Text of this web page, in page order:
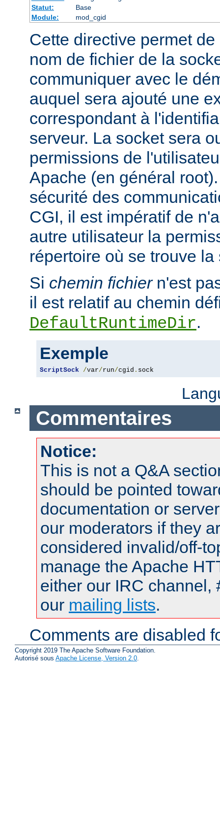
Statut:
Base
Module:
mod_cgid
Cette directive permet
nom de fichier de la
communiquer avec le
auquel sera ajouté une
correspondant à
serveur. La socket sera
permissions de
Apache (en général
sécurité des
CGI, il est impératif de
autre utilisateur la
répertoire où se trouve la
Si chemin fichiern'est
il est relatif au chemin
DefaultRuntimeDir.
Exemple
ScriptSock /var/run/cgid . sock
Commentaires
Notice:
This is not a Q&A
should be pointed
documentation or
our moderators if they
considered invalid/off-
manage the Apache
either our IRC channel,
our mailing lists.
Comments are disabled
Copyright 2019 The Apache Software Foundation.
Autorisé sous Apache License, Version 2.0.